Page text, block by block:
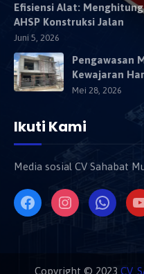
Efisiensi Alat:
AHSP Konstruksi Jalan
Juni 5, 2026
Pengawasan
Kewajaran
Kontraktor
Mei 28, 2026
Ikuti Kami
Media sosial CV Sahabat
Copyright © 2023 CV.